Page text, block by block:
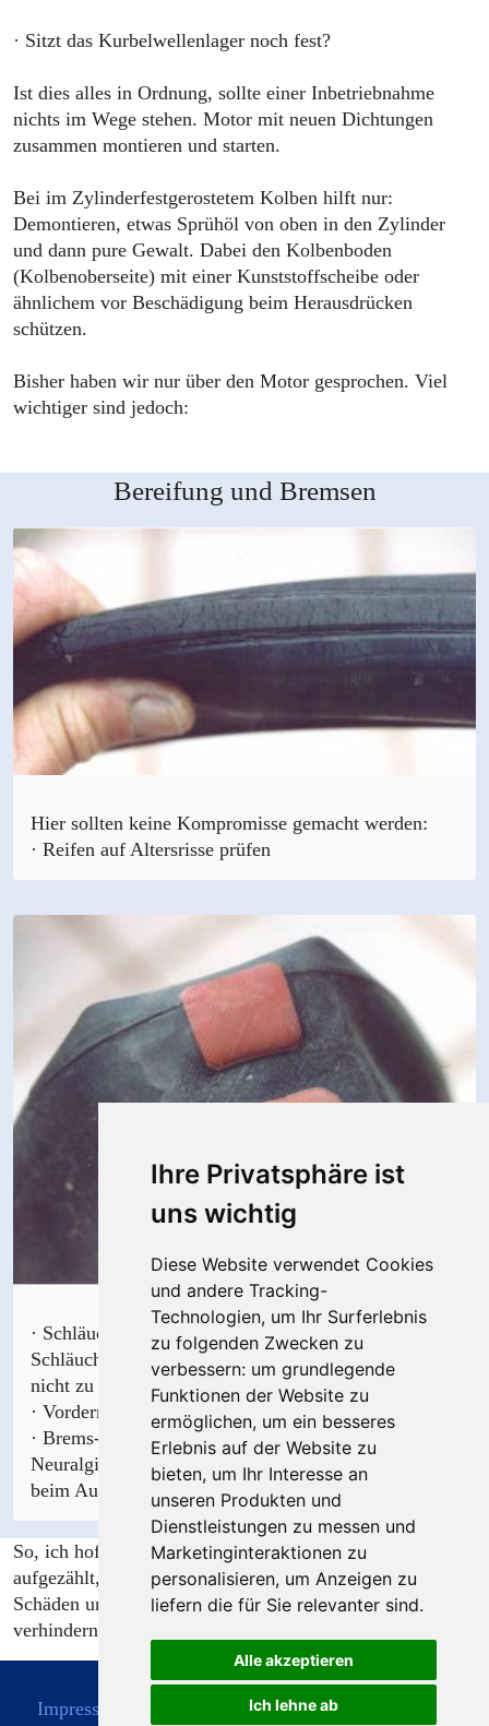
Ihre Privatsphäre ist
uns wichtig
Diese Website verwendet Cookies
und andere Tracking-
Technologien, um Ihr Surferlebnis
zu folgenden Zwecken zu
verbessern: um grundlegende
Funktionen der Website zu
ermöglichen, um ein besseres
Erlebnis auf der Website zu
bieten, um Ihr Interesse an
unseren Produkten und
Dienstleistungen zu messen und
Marketinginteraktionen zu
personalisieren, um Anzeigen zu
liefern die für Sie relevanter sind.
Alle akzeptieren
Ich lehne ab
· Sitzt das Kurbelwellenlager noch fest?
Ist dies alles in Ordnung, sollte einer Inbetriebnahme
nichts im Wege stehen. Motor mit neuen Dichtungen
zusammen montieren und starten.
Bei im Zylinderfestgerostetem Kolben hilft nur:
Demontieren, etwas Sprühöl von oben in den Zylinder
und dann pure Gewalt. Dabei den Kolbenboden
(Kolbenoberseite) mit einer Kunststoffscheibe oder
ähnlichem vor Beschädigung beim Herausdrücken
schützen.
Bisher haben wir nur über den Motor gesprochen. Viel
wichtiger sind jedoch:
Bereifung und Bremsen
Hier sollten keine Kompromisse gemacht werden:
· Reifen auf Altersrisse prüfen
· Schläuche prüfen — Fahrradschläuche, uralte
Schläuche und geflickte Schläuche im Vorderrad sind
nicht zu akzeptieren!
· Vorderrad Bremsgummis in Ordnung?
· Brems-Bowdenzüge: Innenzugdrähte gebrochen?
Neuralgische Punkte sind: An Klemmnippeln und
beim Austritt aus dem Bremshebel (Biegung)!
So, ich hoffe ich habe hiermit die wichtigsten Punkte
aufgezählt, um bei der „Wiederbelebung“ größere
Schäden und Kosten für den stolzen neuen Eigentümer zu
verhindern und unnötigen Frust abzuwenden.
Impressum Datenschutz